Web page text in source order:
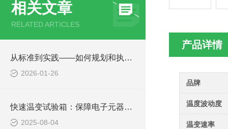
相关文章
RELATED ARTICLES
从标准到实践——如何规划和执行有效的盐雾测试
2026-01-26
快速温变试验箱：保障电子元器件质量的技术支撑
2025-08-04
产品详情
品牌
温度波动度
温变速率